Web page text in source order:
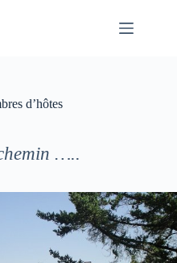
d’hôtes
…..